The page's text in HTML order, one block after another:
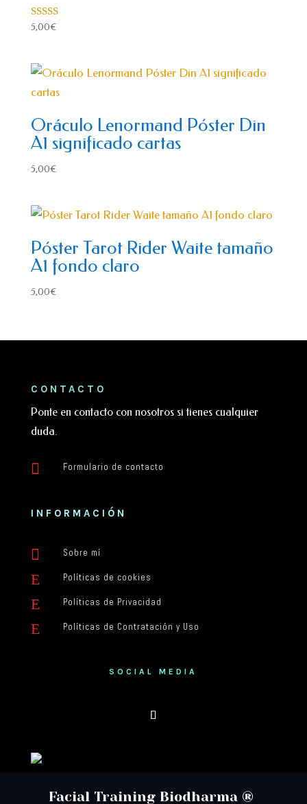
Valorado
5,00€
Oráculo Lenormand Póster Din
A1 significado cartas
5,00€
Póster Tarot Rider Waite tamaño
A1 fondo claro
5,00€
CONTACTO
Ponte en contacto con nosotros si tienes cualquier
duda.
 Formulario de contacto
INFORMACIÓN
 Sobre mí
E Políticas de cookies
E Políticas de Privacidad
E Políticas de Contratación y Uso
SOCIAL MEDIA
Facial Training Biodharma ®